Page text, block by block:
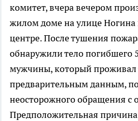
комитет, вчера вечером
жилом доме на улице Ногина
центре. После тушения
обнаружили тело погибшего
мужчины, который проживал
предварительным данным,
неосторожного обращения с
Предположительная